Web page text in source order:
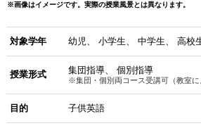
※画像はイメージです。実際の授業風景とは異なります。
対象学年 幼児 小学生 中学生 高校
授業形式 集団指導 個別指導
※集団・個別両コース受講可（教室に
目的 子供英語